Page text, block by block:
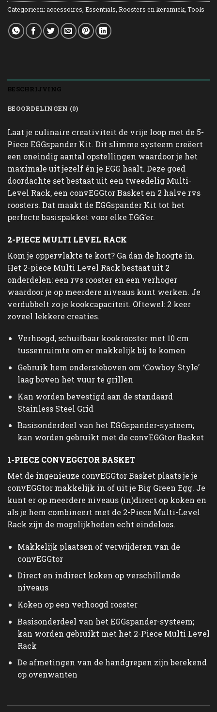
Categorieën: accessoires Essentials Roosters en keramiek Tools
BESCHRIJVING
BEOORDELINGEN (0)
Laat je culinaire creativiteit de vrije loop met de 5-
Piece EGGspander Kit. Dit slimme systeem creëert
een oneindig aantal opstellingen waardoor je het
maximale uit jezelf én je EGG haalt. Deze goed
doordachte set bestaat uit een tweedelig Multi-
Level Rack, een convEGGtor Basket en 2 halve rvs
roosters. Dat maakt de EGGspander Kit tot het
perfecte basispakket voor elke EGG’er.
2-PIECE MULTI LEVEL RACK
Kom je oppervlakte te kort? Ga dan de hoogte in.
Het 2-piece Multi Level Rack bestaat uit 2
onderdelen: een rvs rooster en een verhoger
waardoor je op meerdere niveaus kunt werken. Je
verdubbelt zo je kookcapaciteit. Oftewel: 2 keer
zoveel lekkere creaties.
Verhoogd, schuifbaar kookrooster met 10 cm
tussenruimte om er makkelijk bij te komen
Gebruik hem ondersteboven om ‘Cowboy Style’
laag boven het vuur te grillen
Kan worden bevestigd aan de standaard
Stainless Steel Grid
Basisonderdeel van het EGGspander-systeem;
kan worden gebruikt met de convEGGtor Basket
1-PIECE CONVEGGTOR BASKET
Met de ingenieuze convEGGtor Basket plaats je je
convEGGtor makkelijk in of uit je Big Green Egg. Je
kunt er op meerdere niveaus (in)direct op koken en
als je hem combineert met de 2-Piece Multi-Level
Rack zijn de mogelijkheden echt eindeloos.
Makkelijk plaatsen of verwijderen van de
convEGGtor
Direct en indirect koken op verschillende
niveaus
Koken op een verhoogd rooster
Basisonderdeel van het EGGspander-systeem;
kan worden gebruikt met het 2-Piece Multi Level
Rack
De afmetingen van de handgrepen zijn berekend
op ovenwanten